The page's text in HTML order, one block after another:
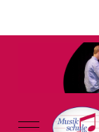
Warning:
/mnt/web605/
Mobile Menu